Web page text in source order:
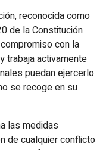
reconocida como
de la Constitución
con la
trabaja activamente
puedan ejercerlo
se recoge en su
las medidas
de cualquier conflicto